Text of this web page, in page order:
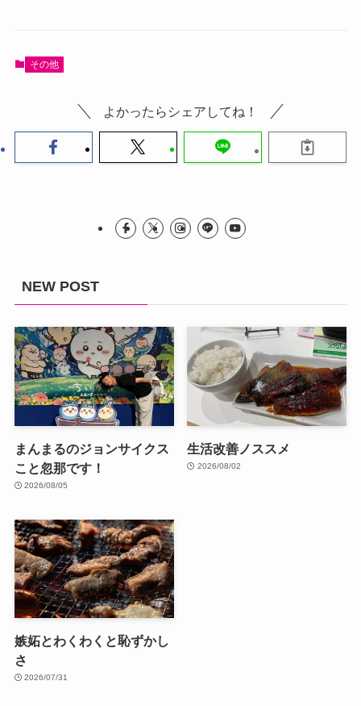
その他
よかったらシェアしてね！
NEW POST
まんまるのジョンサイクス
こと忽那です！
2026/08/05
生活改善ノススメ
2026/08/02
嫉妬とわくわくと恥ずかし
さ
2026/07/31